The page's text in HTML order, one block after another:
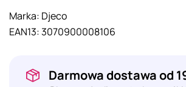
Marka: Djeco
EAN13:3070900008106
Darmowa dostawa od